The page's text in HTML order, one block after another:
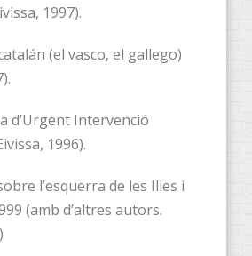
1997).
(el vasco, el gallego)
d’Urgent Intervenció
1996).
l’esquerra de les Illes i
(amb d’altres autors.